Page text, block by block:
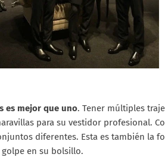
es mejor que uno. Tener múltiples
para su vestidor profesional.
diferentes. Esta es también la
en su bolsillo.